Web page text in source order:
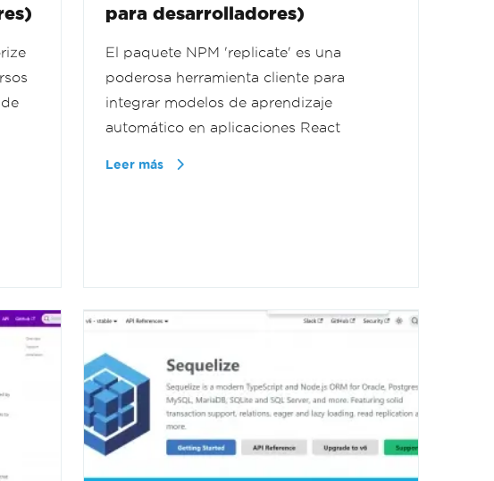
para desarrolladores)
El paquete NPM 'replicate' es una
poderosa herramienta cliente para
integrar modelos de aprendizaje
automático en aplicaciones React
Leer más